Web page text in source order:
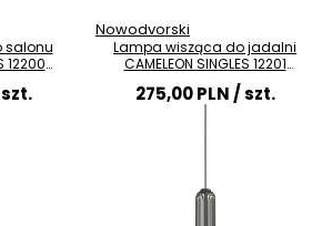
salonu
12200
Nowodvorski
Lampa wisząca do jadalni
CAMELEON SINGLES 12201
jedwabisty grafit
275,00 PLN/ szt.